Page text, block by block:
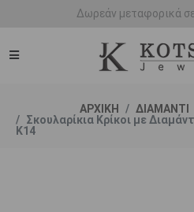
Άμεση παράδοση -
ΑΡΧΙΚΗ ΔΙΑΜΑΝΤΙ
Σκουλαρίκια Κρίκοι με
K14